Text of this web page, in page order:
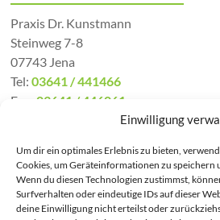
Einwilligung
Um dir ein optimales Erlebnis zu bieten,
Cookies, um Geräteinformationen zu
Wenn du diesen Technologien zustimmst,
Surfverhalten oder eindeutige IDs auf dieser
deine Einwilligung nicht erteilst oder
Praxis Dr. Kunstmann
Steinweg 7-8
07743 Jena
Tel:03641 / 441466
Fax: 03641 / 446061
kontakt@hausarzt-jena.de
Notfallnummern